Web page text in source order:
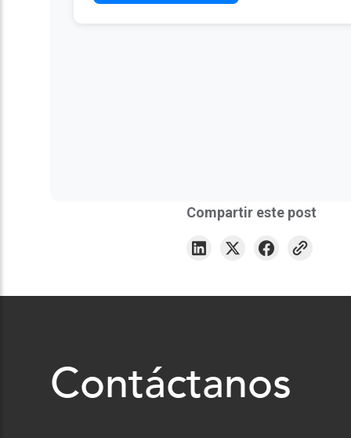
Compartir este post
Contáctanos